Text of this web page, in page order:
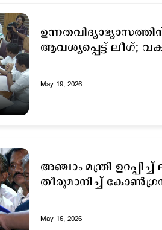
ആവശ്യപ്പെട്ട് ലീഗ്;
May 19, 2026
അഞ്ചാം മന്ത്രി
തീരുമാനിച്ച്
May 16, 2026